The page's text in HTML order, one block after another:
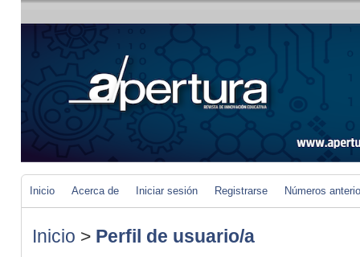
Inicio Acerca de Iniciar sesión Registrarse Números
Inicio > Perfil de usuario/a